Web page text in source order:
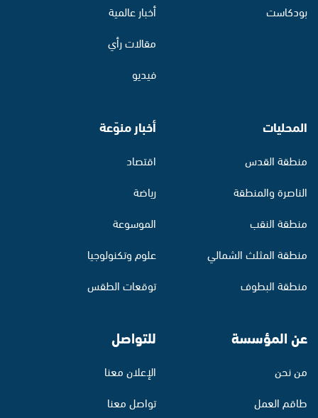
بودكاست
أخبار عالمية
مقالات رأي
فيديو
المحليات
منطقة القدس
الناصرة والمنطقة
منطقة النقب
منطقة المثلث الشمالي
منطقة البطوف
أخبار منوّعة
اقتصاد
رياضة
الموسوعة
علوم وتكنولوجيا
توقعات الطقس
عن المؤسسة
من نحن
طاقم العمل
للتواصل
الإعلان معنا
تواصل معنا